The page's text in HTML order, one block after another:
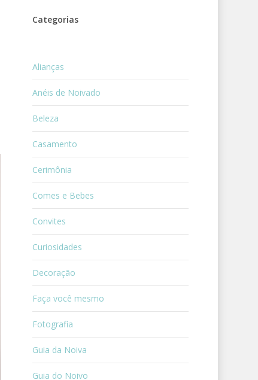
Categorias
Alianças
Anéis de Noivado
Beleza
Casamento
Cerimônia
Comes e Bebes
Convites
Curiosidades
Decoração
Faça você mesmo
Fotografia
Guia da Noiva
Guia do Noivo